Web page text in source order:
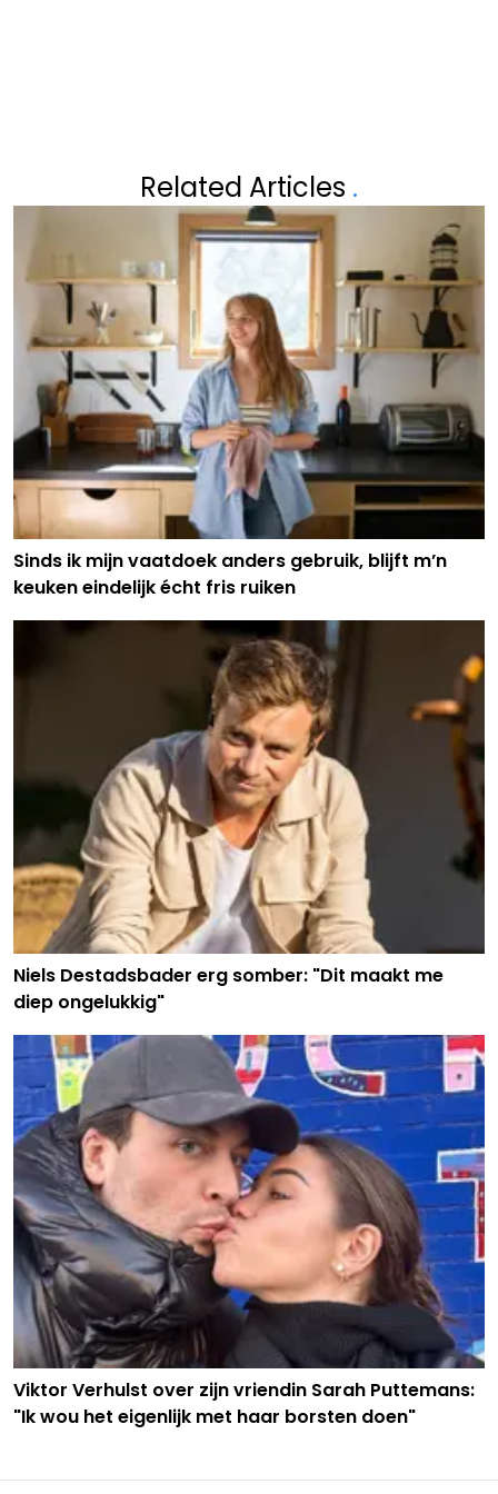
Related Articles .
Sinds ik mijn vaatdoek anders gebruik, blijft m’n
keuken eindelijk écht fris ruiken
Niels Destadsbader erg somber: "Dit maakt me
diep ongelukkig"
Viktor Verhulst over zijn vriendin Sarah Puttemans:
"Ik wou het eigenlijk met haar borsten doen"